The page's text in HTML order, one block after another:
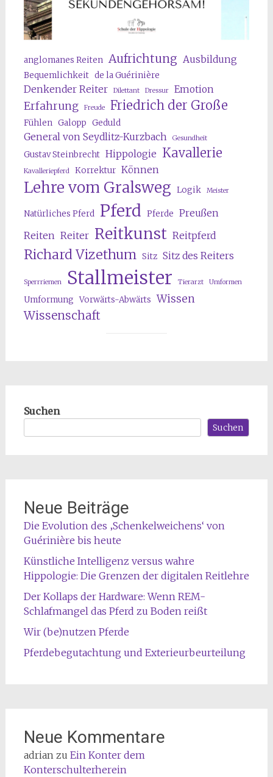
anglomanes Reiten Aufrichtung Ausbildung
Bequemlichkeit de la Guérinière
Denkender Reiter Dilettant Dressur Emotion
Erfahrung Freude Friedrich der Große
Fühlen Galopp Geduld
General von Seydlitz-Kurzbach Gesundheit
Gustav Steinbrecht Hippologie Kavallerie
Kavalleriepferd Korrektur Können
Lehre vom Gralsweg Logik Meister
Natürliches Pferd Pferd Pferde Preußen
Reiten Reiter Reitkunst Reitpferd
Richard Vizethum Sitz Sitz des Reiters
Sperrriemen Stallmeister Tierarzt Umformen
Umformung Vorwärts-Abwärts Wissen
Wissenschaft
Suchen
Suchen
Neue Beiträge
Die Evolution des ‚Schenkelweichens‘ von
Guérinière bis heute
Künstliche Intelligenz versus wahre
Hippologie: Die Grenzen der digitalen Reitlehre
Der Kollaps der Hardware: Wenn REM-
Schlafmangel das Pferd zu Boden reißt
Wir (be)nutzen Pferde
Pferdebegutachtung und Exterieurbeurteilung
Neue Kommentare
adrianzu Ein Konter dem
Konterschulterherein